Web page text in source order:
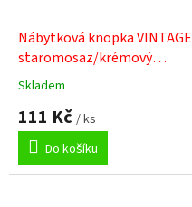
Nábytková knopka VINTAGE
staromosaz/krémový
porcelán s motivem
Průměrné
hodnocení
produktu
5,0
z
Skladem
111 Kč / ks
Do košíku